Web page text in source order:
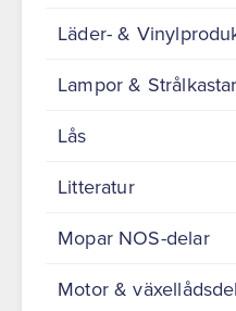
Läder- &
Lampor &
Lås
Litteratur
Mopar NOS-delar
Motor &